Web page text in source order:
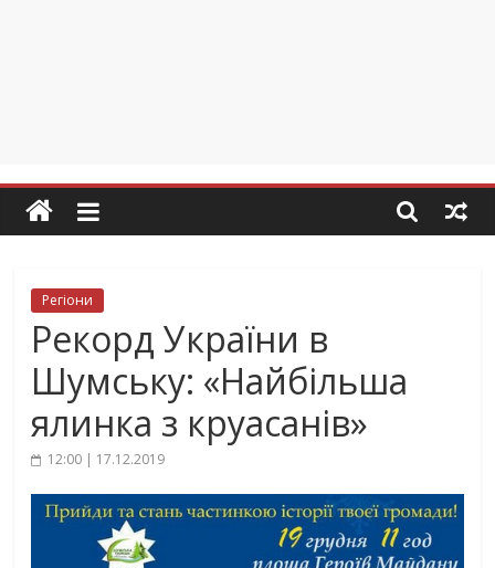
Регіони
Рекорд України в
Шумську: «Найбільша
ялинка з круасанів»
12:00 | 17.12.2019